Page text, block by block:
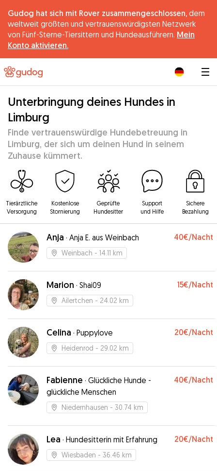
Gudog hat sich mit Rover zusammengeschlossen, dem
weltweit größten und vertrauenswürdigsten Netzwerk
von Fünf-Sterne-Tiersittern und Hundeausführern. Mein
Konto aktivieren.
Unterbringung deines Hundes in
Limburg
Finde vertrauenswürdige Hundebetreuung in
Limburg, der sich um deinen Hund in seinem
Zuhause kümmert.
Tierärztliche
Versorgung
Kostenlose
Stornierung
Geprüfte
Hundesitter
Support
und Hilfe
Sichere
Bezahlung
Anja · Anja E. aus Weinbach 40€/Nacht
Weinbach - 14.11 km
Marion · Shai09 15€/Nacht
Ailertchen - 24.02 km
Celina · Puppylove 20€/Nacht
Heidenrod - 29.02 km
Fabienne · Glückliche Hunde -
glückliche Menschen
40€/Nacht
Niedernhausen - 30.74 km
Lea · Hundesitterin mit Erfahrung 20€/Nacht
Wiesbaden - 36.46 km